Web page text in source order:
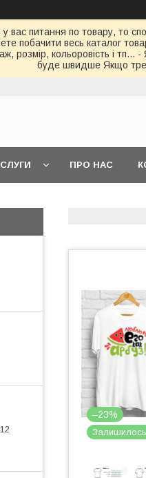
питання по товару, то
побачити весь каталог
розмір, кольоровість і
буде швидше Якщо
ПРО НАС
–23%
Залишилось